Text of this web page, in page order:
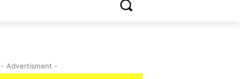
- Advertisment -